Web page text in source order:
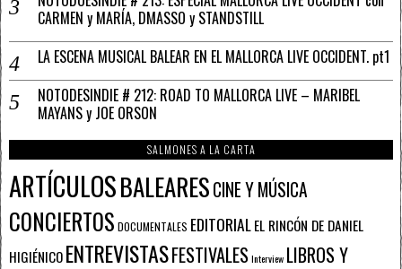
CARMEN y MARÍA, DMASSO y STANDSTILL
LA ESCENA MUSICAL BALEAR EN EL MALLORCA LIVE OCCIDENT. pt1
NOTODESINDIE # 212: ROAD TO MALLORCA LIVE – MARIBEL
MAYANS y JOE ORSON
SALMONES A LA CARTA
ARTÍCULOSBALEARESCINE Y MÚSICA
CONCIERTOS DOCUMENTALES EDITORIALEL RINCÓN DE DANIEL
HIGIÉNICOENTREVISTASFESTIVALESInterview LIBROS Y